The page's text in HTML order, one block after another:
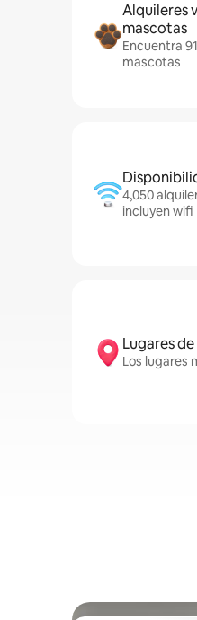
Alquileres
mascotas
Encuentra
mascotas
4,050
incluyen wifi
Lugares
Los lugares